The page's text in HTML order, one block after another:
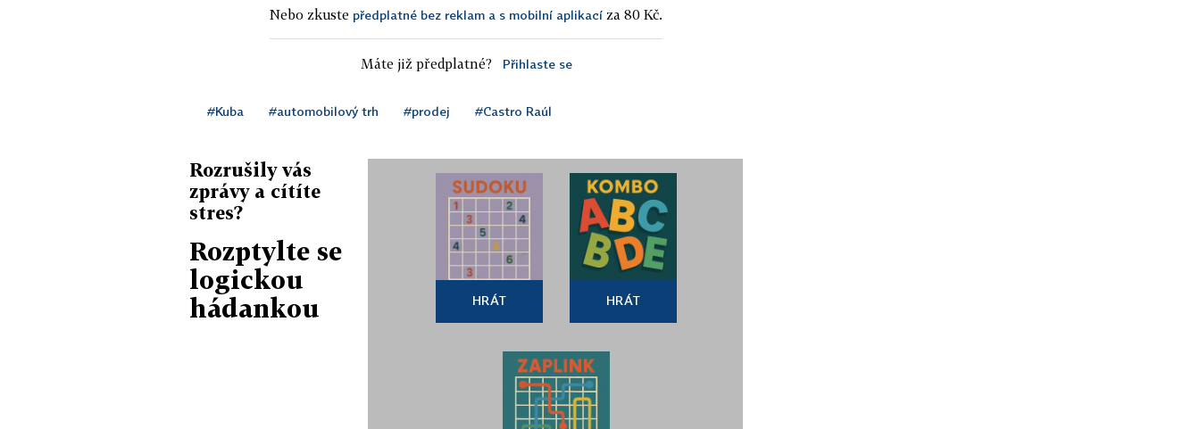
Nebo zkuste předplatné bez reklam a s mobilní aplikací za 80 Kč.
Máte již předplatné? Přihlaste se
#Kuba #automobilový trh #prodej #Castro Raúl
Rozrušily vás
zprávy a cítíte
stres?
Rozptylte se
logickou
hádankou
HRÁT HRÁT